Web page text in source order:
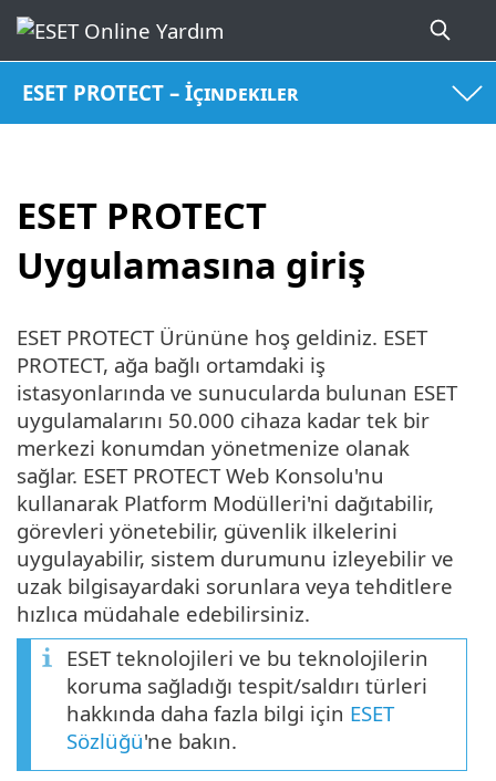
ESET PROTECT – İçindekiler
ESET PROTECT
Uygulamasına giriş
ESET PROTECT Ürününe hoş geldiniz. ESET
PROTECT, ağa bağlı ortamdaki iş
istasyonlarında ve sunucularda bulunan ESET
uygulamalarını 50.000 cihaza kadar tek bir
merkezi konumdan yönetmenize olanak
sağlar. ESET PROTECT Web Konsolu'nu
kullanarak Platform Modülleri'ni dağıtabilir,
görevleri yönetebilir, güvenlik ilkelerini
uygulayabilir, sistem durumunu izleyebilir ve
uzak bilgisayardaki sorunlara veya tehditlere
hızlıca müdahale edebilirsiniz.
ESET teknolojileri ve bu teknolojilerin
koruma sağladığı tespit/saldırı türleri
hakkında daha fazla bilgi için ESET
Sözlüğü'ne bakın.